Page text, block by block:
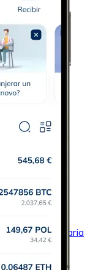
bancaria
bancaria